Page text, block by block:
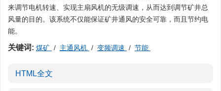
来调节电机转速、实现主扇风机的无级调速，从而达到调节矿井总
风量的目的。该系统不仅能保证矿井通风的安全可靠，而且节约电
能。
关键词: 煤矿 / 主通风机 / 变频调速 / 节能
HTML全文